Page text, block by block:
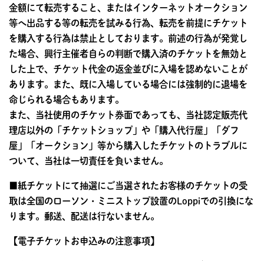
金額にて転売すること、またはインターネットオークション
等へ出品する等の転売を試みる行為、転売を前提にチケット
を購入する行為は禁止としております。前述の行為が発覚し
た場合、興行主催者自らの判断で購入済のチケットを無効と
した上で、チケット代金の返金並びに入場を認めないことが
あります。また、既に入場している場合には強制的に退場を
命じられる場合もあります。
また、当社使用のチケット券面であっても、当社認定販売代
理店以外の「チケットショップ」や「購入代行屋」「ダフ
屋」「オークション」等から購入したチケットのトラブルに
ついて、当社は一切責任を負いません。
■紙チケットにて抽選にご当選されたお客様のチケットの受
取は全国のローソン・ミニストップ設置のLoppiでの引換にな
ります。郵送、配送は行ないません。
【電子チケットお申込みの注意事項】